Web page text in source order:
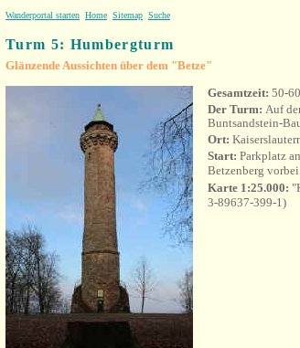
Wanderportal starten Home Sitemap Suche
Turm 5: Humbergturm
Glänzende Aussichten über dem "Betze"
Gesamtzeit: 50-
Der Turm: Auf
Buntsandstein-
Ort:
Start: Parkplatz
Betzenberg
Karte 1:25.000:
3-89637-399-1)